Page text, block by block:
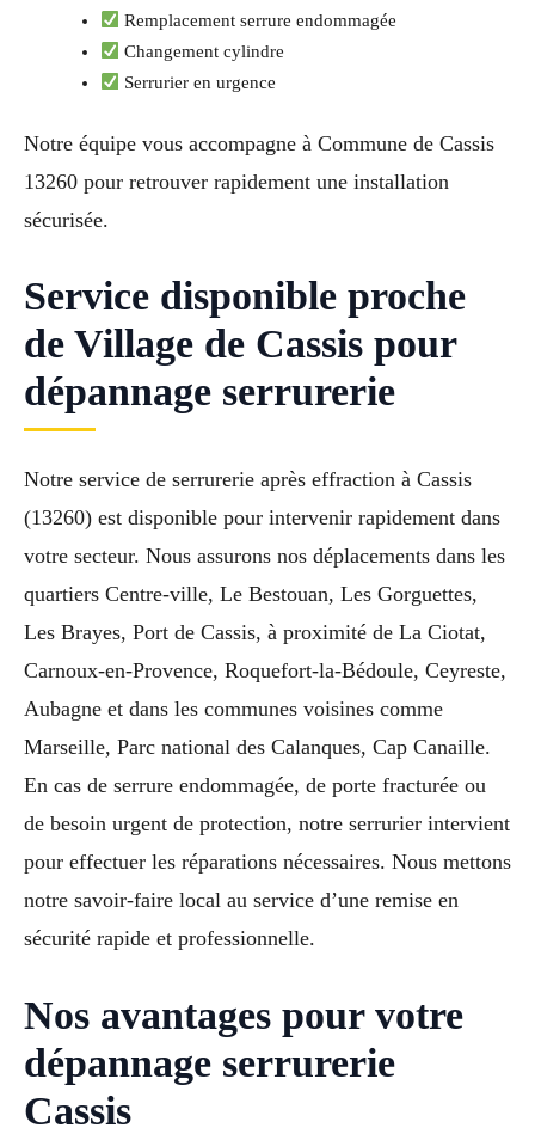
Remplacement serrure endommagée
Changement cylindre
Serrurier en urgence
Notre équipe vous accompagne à Commune de Cassis
13260 pour retrouver rapidement une installation
sécurisée.
Service disponible proche
de Village de Cassis pour
dépannage serrurerie
Notre service de serrurerie après effraction à Cassis
(13260) est disponible pour intervenir rapidement dans
votre secteur. Nous assurons nos déplacements dans les
quartiers Centre-ville, Le Bestouan, Les Gorguettes,
Les Brayes, Port de Cassis, à proximité de La Ciotat,
Carnoux-en-Provence, Roquefort-la-Bédoule, Ceyreste,
Aubagne et dans les communes voisines comme
Marseille, Parc national des Calanques, Cap Canaille.
En cas de serrure endommagée, de porte fracturée ou
de besoin urgent de protection, notre serrurier intervient
pour effectuer les réparations nécessaires. Nous mettons
notre savoir-faire local au service d’une remise en
sécurité rapide et professionnelle.
Nos avantages pour votre
dépannage serrurerie
Cassis